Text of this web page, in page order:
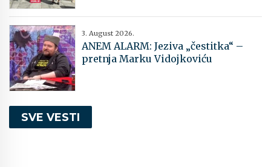
3. August 2026.
ANEM ALARM: Jeziva „čestitka“ –
pretnja Marku Vidojkoviću
SVE VESTI